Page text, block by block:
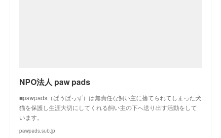
NPO法人 paw pads
■pawpads（ぱうぱっず）は無責任な飼い主に捨てられてしまった犬
猫を保護し生涯大切にしてくれる飼い主の下へ送り出す活動をして
います。
pawpads.sub.jp